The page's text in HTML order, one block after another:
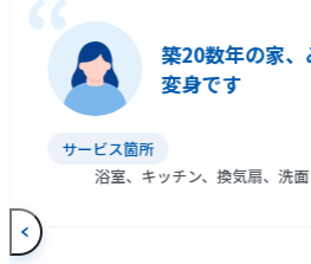
築20数年の家
変身です
サービス箇所
浴室、キッチン、換気扇、洗